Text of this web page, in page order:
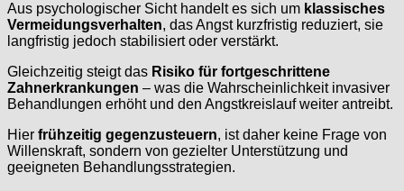
Aus psychologischer Sicht handelt es sich um klassisches
Vermeidungsverhalten, das Angst kurzfristig reduziert, sie
langfristig jedoch stabilisiert oder verstärkt.
Gleichzeitig steigt das Risiko für fortgeschrittene
Zahnerkrankungen – was die Wahrscheinlichkeit invasiver
Behandlungen erhöht und den Angstkreislauf weiter antreibt.
Hier frühzeitig gegenzusteuern, ist daher keine Frage von
Willenskraft, sondern von gezielter Unterstützung und
geeigneten Behandlungsstrategien.